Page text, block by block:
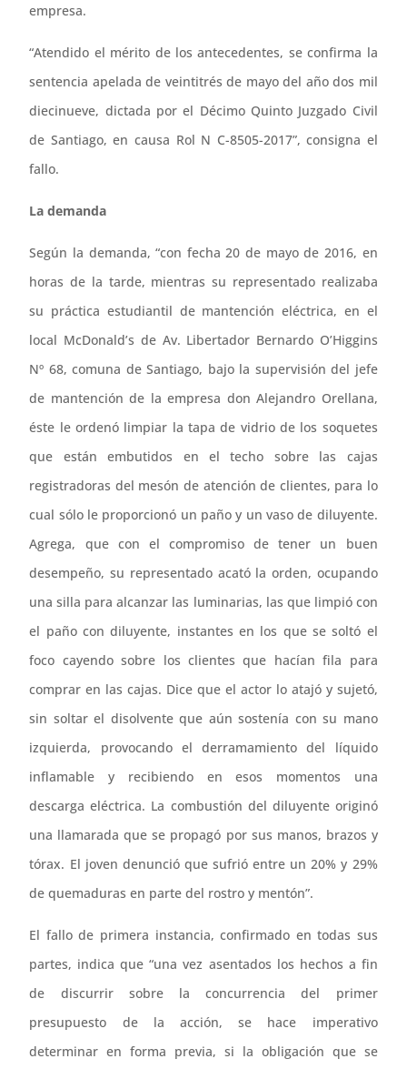
empresa.
“Atendido el mérito de los antecedentes, se confirma la
sentencia apelada de veintitrés de mayo del año dos mil
diecinueve, dictada por el Décimo Quinto Juzgado Civil
de Santiago, en causa Rol N C-8505-2017”, consigna el
fallo.
La demanda
Según la demanda, “con fecha 20 de mayo de 2016, en
horas de la tarde, mientras su representado realizaba
su práctica estudiantil de mantención eléctrica, en el
local McDonald’s de Av. Libertador Bernardo O’Higgins
Nº 68, comuna de Santiago, bajo la supervisión del jefe
de mantención de la empresa don Alejandro Orellana,
éste le ordenó limpiar la tapa de vidrio de los soquetes
que están embutidos en el techo sobre las cajas
registradoras del mesón de atención de clientes, para lo
cual sólo le proporcionó un paño y un vaso de diluyente.
Agrega, que con el compromiso de tener un buen
desempeño, su representado acató la orden, ocupando
una silla para alcanzar las luminarias, las que limpió con
el paño con diluyente, instantes en los que se soltó el
foco cayendo sobre los clientes que hacían fila para
comprar en las cajas. Dice que el actor lo atajó y sujetó,
sin soltar el disolvente que aún sostenía con su mano
izquierda, provocando el derramamiento del líquido
inflamable y recibiendo en esos momentos una
descarga eléctrica. La combustión del diluyente originó
una llamarada que se propagó por sus manos, brazos y
tórax. El joven denunció que sufrió entre un 20% y 29%
de quemaduras en parte del rostro y mentón”.
El fallo de primera instancia, confirmado en todas sus
partes, indica que “una vez asentados los hechos a fin
de discurrir sobre la concurrencia del primer
presupuesto de la acción, se hace imperativo
determinar en forma previa, si la obligación que se